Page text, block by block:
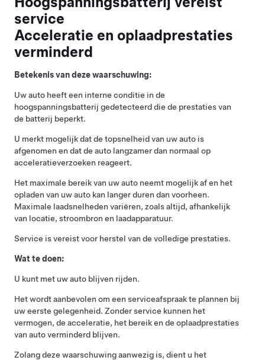
service
Acceleratie en oplaadprestaties
verminderd
Betekenis van deze waarschuwing:
Uw auto heeft een interne conditie in de
hoogspanningsbatterij gedetecteerd die de prestaties van
de batterij beperkt.
U merkt mogelijk dat de topsnelheid van uw auto is
afgenomen en dat de auto langzamer dan normaal op
acceleratieverzoeken reageert.
Het maximale bereik van uw auto neemt mogelijk af en het
opladen van uw auto kan langer duren dan voorheen.
Maximale laadsnelheden variëren, zoals altijd, afhankelijk
van locatie, stroombron en laadapparatuur.
Service is vereist voor herstel van de volledige prestaties.
Wat te doen:
U kunt met uw auto blijven rijden.
Het wordt aanbevolen om een serviceafspraak te plannen bij
uw eerste gelegenheid. Zonder service kunnen het
vermogen, de acceleratie, het bereik en de oplaadprestaties
van auto verminderd blijven.
Zolang deze waarschuwing aanwezig is, dient u het